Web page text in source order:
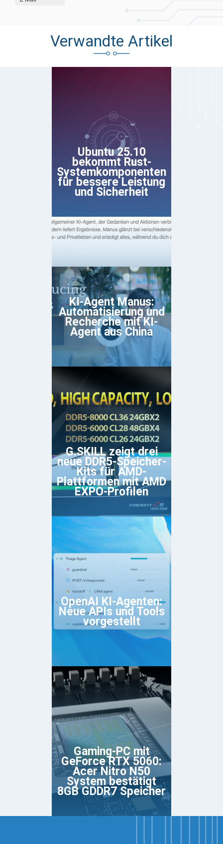
Verwandte Artikel
Ubuntu 25.10
bekommt Rust-
Systemkomponenten
für bessere Leistung
und Sicherheit
KI-Agent Manus:
Automatisierung und
Recherche mit KI-
Agent aus China
G.SKILL zeigt drei
neue DDR5-Speicher-
Kits für AMD-
Plattformen mit AMD
EXPO-Profilen
OpenAI KI-Agenten:
Neue APIs und Tools
vorgestellt
Gaming-PC mit
GeForce RTX 5060:
Acer Nitro N50
System bestätigt
8GB GDDR7 Speicher